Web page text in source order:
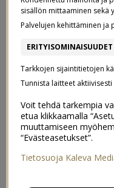
sisällön mittaaminen sekä
Palvelujen kehittäminen ja
ERITYISOMINAISUUDET
Tarkkojen sijaintitietojen
Tunnista laitteet
Voit tehdä tarkempia
etua klikkaamalla
muuttamiseen
“Evästeasetukset”.
Tietosuoja Kaleva